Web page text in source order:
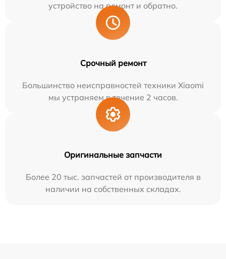
устройство на ремонт и обратно.
Срочный ремонт
Большинство неисправностей техники Xiaomi
мы устраняем в течение 2 часов.
Оригинальные запчасти
Более 20 тыс. запчастей от производителя в
наличии на собственных складах.